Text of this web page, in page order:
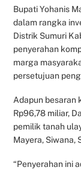
Bupati Yohanis
dalam rangka
Distrik Sumuri
penyerahan
marga
persetujuan
Adapun besaran
Rp96,78 miliar,
pemilik tanah
Mayera, Siwana,
“Penyerahan ini